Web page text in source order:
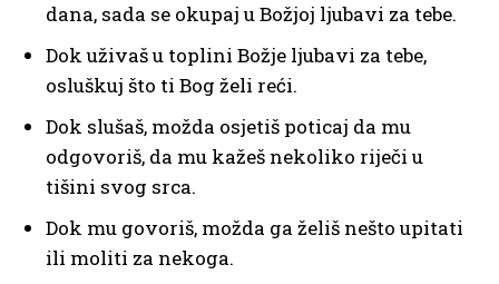
dana, sada se okupaj u Božjoj ljubavi za tebe.
Dok uživaš u toplini Božje ljubavi za tebe,
osluškuj što ti Bog želi reći.
Dok slušaš, možda osjetiš poticaj da mu
odgovoriš, da mu kažeš nekoliko riječi u
tišini svog srca.
Dok mu govoriš, možda ga želiš nešto upitati
ili moliti za nekoga.